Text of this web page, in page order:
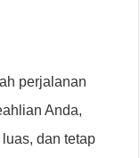
perjalanan
Anda,
dan tetap